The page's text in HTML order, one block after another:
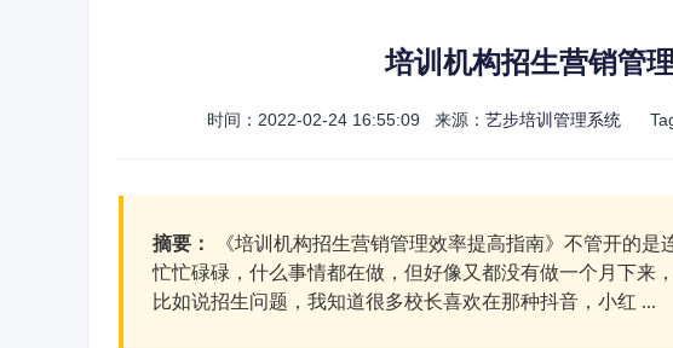
培训机构招生营销管
时间：2022-02-24 16:55:09 来源： 艺步培训管理系统
摘要：
《培训机构招生营销管理效率提高指南》不管开的
忙忙碌碌，什么事情都在做，但好像又都没有做一个月下来
比如说招生问题，我知道很多校长喜欢在那种抖音，小红 ...